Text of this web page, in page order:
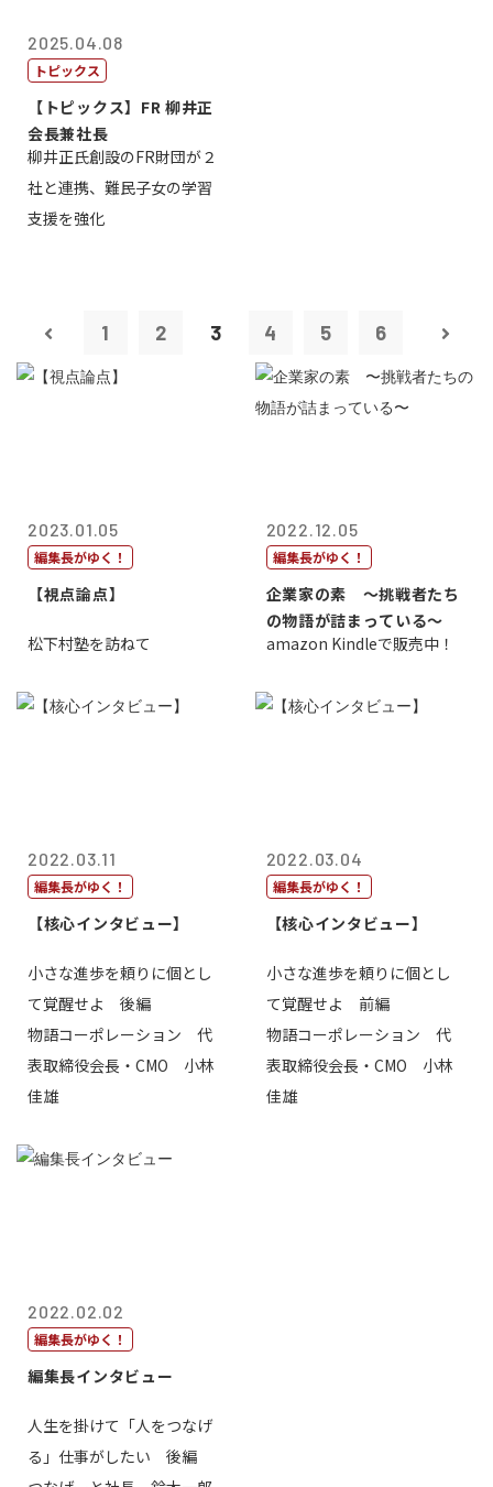
2025.04.08
トピックス
【トピックス】FR 柳井正
会長兼社長
柳井正氏創設のFR財団が２
社と連携、難民子女の学習
支援を強化
1 2 3 4 5 6
2023.01.05
編集長がゆく！
【視点論点】
松下村塾を訪ねて
2022.12.05
編集長がゆく！
企業家の素 〜挑戦者たち
の物語が詰まっている〜
amazon Kindleで販売中！
2022.03.11
編集長がゆく！
【核心インタビュー】
小さな進歩を頼りに個とし
て覚醒せよ 後編
物語コーポレーション 代
表取締役会長・CMO 小林
佳雄
2022.03.04
編集長がゆく！
【核心インタビュー】
小さな進歩を頼りに個とし
て覚醒せよ 前編
物語コーポレーション 代
表取締役会長・CMO 小林
佳雄
2022.02.02
編集長がゆく！
編集長インタビュー
人生を掛けて「人をつなげ
る」仕事がしたい 後編